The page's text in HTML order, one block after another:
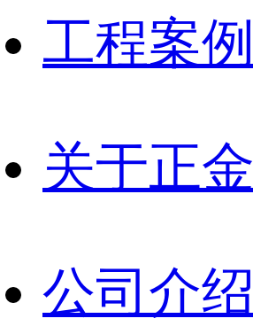
工程案例
关于正金
公司介绍